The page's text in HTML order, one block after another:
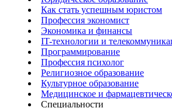
Как стать успешным юристом
Профессия экономист
Экономика и финансы
IT-технологии и
Программирование
Профессия психолог
Религиозное образование
Культурное образование
Медицинское и
Специальности